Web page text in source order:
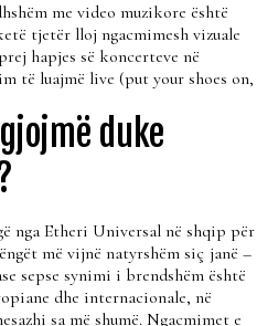
me video muzikore është
tjetër lloj ngacmimesh vizuale
hapjes së koncerteve në
të luajmë live (put your shoes on,
duke
nga Etheri Universal në shqip për
më vijnë natyrshëm siç janë –
sepse synimi i brendshëm është
dhe internacionale, në
sa më shumë. Ngacmimet e